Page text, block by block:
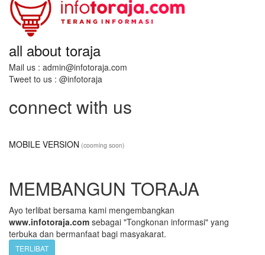
all about toraja
Mail us : admin@infotoraja.com
Tweet to us : @infotoraja
connect with us
MOBILE VERSION (cooming soon)
MEMBANGUN TORAJA
Ayo terlibat bersama kami mengembangkan
www.infotoraja.com sebagai "Tongkonan informasi" yang
terbuka dan bermanfaat bagi masyakarat.
TERLIBAT